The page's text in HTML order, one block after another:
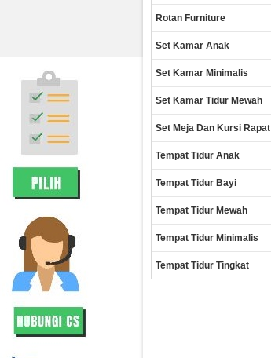
Rotan Furniture
Set Kamar Anak
Set Kamar Minimalis
Set Kamar Tidur Mewah
Set Meja Dan Kursi Rapat
Tempat Tidur Anak
Tempat Tidur Bayi
Tempat Tidur Mewah
Tempat Tidur Minimalis
Tempat Tidur Tingkat